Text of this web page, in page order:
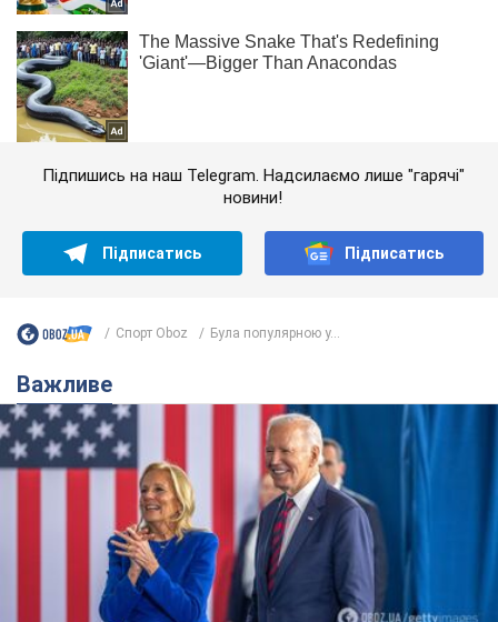
Підпишись на наш Telegram. Надсилаємо лише "гарячі"
новини!
Підписатись Підписатись
Спорт Oboz Була популярною у...
Важливе